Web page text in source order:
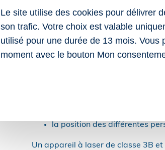
le nom et les coordonnées du
nécessaires pour évaluer et
la supervision du contrôle de
une notice technique
la position des différentes
Un appareil à laser de classe 3B
Le site utilise des cookies pour délivrer
son trafic. Votre choix est valable
utilisé pour une durée de 13 mois. Vous
moment avec le bouton Mon